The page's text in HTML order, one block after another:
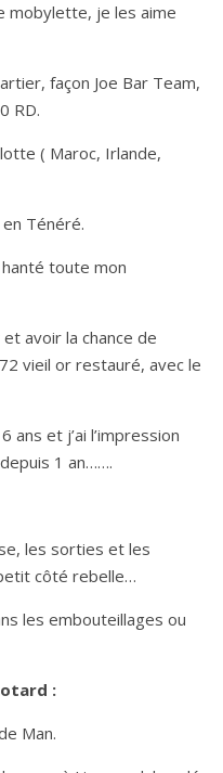
mobylette, je les aime
façon Joe Bar Team,
RD.
( Maroc, Irlande,
Ténéré.
toute mon
avoir la chance de
vieil or restauré, avec le
ans et j’ai l’impression
1 an…….
les sorties et les
côté rebelle…
les embouteillages ou
:
Man.